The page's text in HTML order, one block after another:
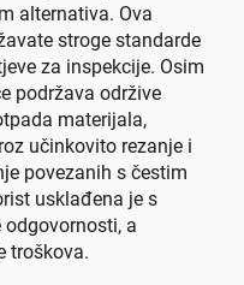
alternativa. Ova
stroge standarde
za inspekcije. Osim
podržava održive
materijala,
učinkovito rezanje i
povezanih s čestim
usklađena je s
a
troškova.